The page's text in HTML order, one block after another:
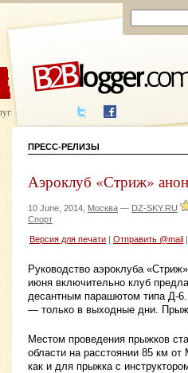
ЦЕНЫ ПОМОЩЬ
написания
ПРЕСС-РЕЛИЗЫ
Аэроклуб «Стриж»
10 June, 2014, Москва — DZ-SKY.RU
Спорт
Версия для печати Отправить @mail
Руководство аэроклуба
июня включительно клуб
десантным парашютом типа Д-
— только в выходные дни.
Местом проведения прыжков
области на расстоянии 85 км
как и для прыжка с